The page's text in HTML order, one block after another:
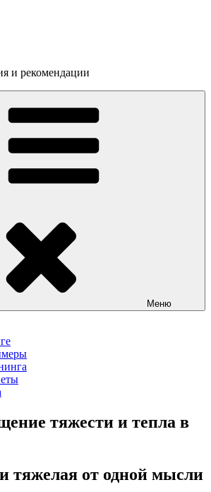
и рекомендации
Меню
тяжести и тепла в
тяжелая от одной мысли